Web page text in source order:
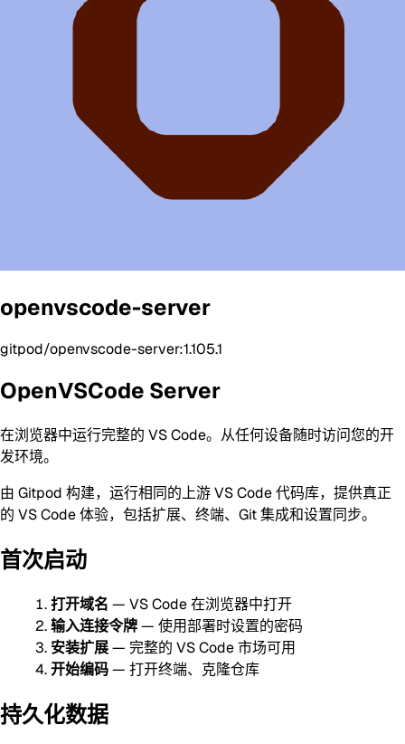
openvscode-server
gitpod/openvscode-server:1.105.1
OpenVSCode Server
在浏览器中运行完整的 VS Code。从任何设备随时访问您的开
发环境。
由 Gitpod 构建，运行相同的上游 VS Code 代码库，提供真正
的 VS Code 体验，包括扩展、终端、Git 集成和设置同步。
首次启动
打开域名 — VS Code 在浏览器中打开
输入连接令牌— 使用部署时设置的密码
安装扩展— 完整的 VS Code 市场可用
开始编码— 打开终端、克隆仓库
持久化数据